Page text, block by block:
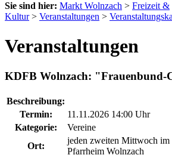
Sie sind hier: Markt Wolnzach > Freizeit &
Kultur> Veranstaltungen >
Veranstaltungen
KDFB Wolnzach: "Frauenbund-
Beschreibung:
Termin:
11.11.2026 14:00 Uhr
Kategorie:
Vereine
Ort:
jeden zweiten Mittwoch
Pfarrheim Wolnzach